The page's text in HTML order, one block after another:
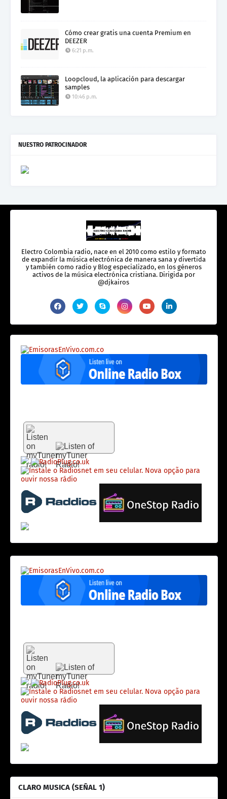
Cómo crear gratis una cuenta Premium en
DEEZER
6:21 p.m.
Loopcloud, la aplicación para descargar
samples
10:46 p.m.
NUESTRO PATROCINADOR
Electro Colombia radio, nace en el 2010 como estilo y formato
de expandir la música electrónica de manera sana y divertida
y también como radio y Blog especializado, en los géneros
activos de la música electrónica cristiana. Dirigida por
@djkairos
CLARO MUSICA (SEÑAL 1)